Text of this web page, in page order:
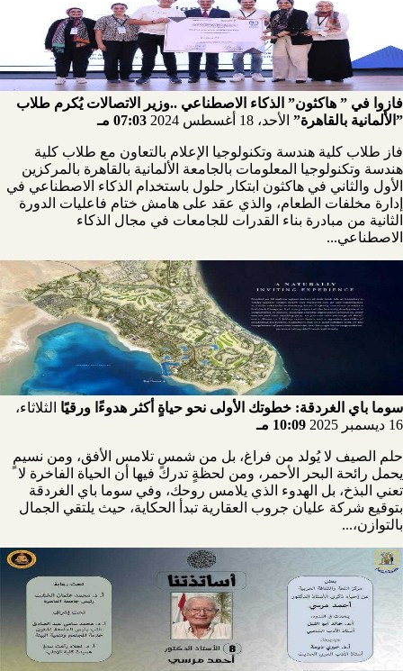
فازوا في ” هاكثون” الذكاء الاصطناعي ..وزير الاتصالات يُكرم طلاب
”الألمانية بالقاهرة” الأحد، 18 أغسطس 2024 07:03 مـ
فاز طلاب كلية هندسة وتكنولوجيا الإعلام بالتعاون مع طلاب كلية
هندسة وتكنولوجيا المعلومات بالجامعة الألمانية بالقاهرة بالمركزين
الأول والثاني في هاكثون ابتكار حلول باستخدام الذكاء الاصطناعي في
إدارة مخلفات الطعام، والذي عقد على هامش ختام فاعليات الدورة
الثانية من مبادرة بناء القدرات للجامعات في مجال الذكاء
الاصطناعي...
سوما باي الغردقة: خطوتك الأولى نحو حياةٍ أكثر هدوءًا ورقيًا الثلاثاء،
16 ديسمبر 2025
10:09 مـ
حلم الصيف لا يُولد من فراغ، بل من شمسٍ تلامس الأفق، ومن نسيمٍ
يحمل رائحة البحر الأحمر، ومن لحظةٍ تدرك فيها أن الحياة الفاخرة لا
تعني البذخ، بل الهدوء الذي يلامس روحك، وفي سوما باي الغردقة
بتوقيع شركة عليان جروب العقارية تبدأ الحكاية، حيث يلتقي الجمال
بالتوازن،...